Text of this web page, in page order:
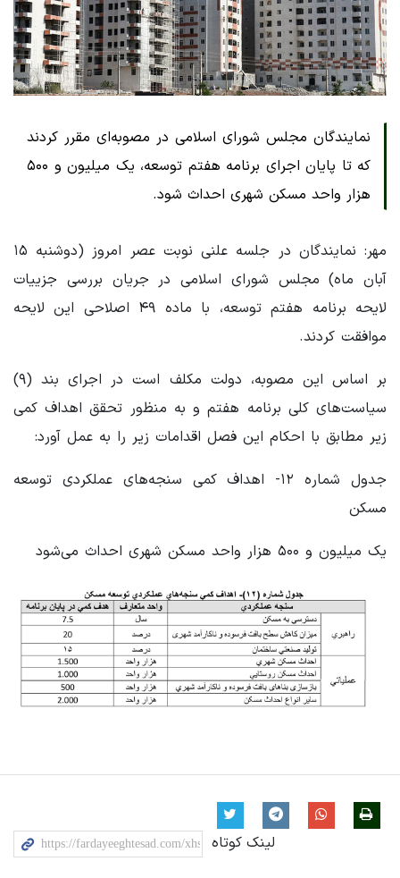
نمایندگان مجلس شورای اسلامی در مصوبه‌ای مقرر کردند
که تا پایان اجرای برنامه هفتم توسعه، یک میلیون و ۵۰۰
هزار واحد مسکن شهری احداث شود.
مهر: نمایندگان در جلسه علنی نوبت عصر امروز (دوشنبه ۱۵
آبان ماه) مجلس شورای اسلامی در جریان بررسی جزییات
لایحه برنامه هفتم توسعه، با ماده ۴۹ اصلاحی این لایحه
موافقت کردند.
بر اساس این مصوبه، دولت مکلف است در اجرای بند (۹)
سیاست‌های کلی برنامه هفتم و به منظور تحقق اهداف کمی
زیر مطابق با احکام این فصل اقدامات زیر را به عمل آورد:
جدول شماره ۱۲- اهداف کمی سنجه‌های عملکردی توسعه
مسکن
یک میلیون و ۵۰۰ هزار واحد مسکن شهری احداث می‌شود
لینک کوتاه